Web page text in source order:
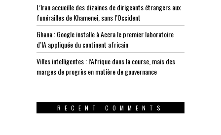
L’Iran accueille des dizaines de dirigeants étrangers aux
funérailles de Khamenei, sans l’Occident
Ghana : Google installe à Accra le premier laboratoire
d’IA appliquée du continent africain
Villes intelligentes : l’Afrique dans la course, mais des
marges de progrès en matière de gouvernance
RECENT COMMENTS